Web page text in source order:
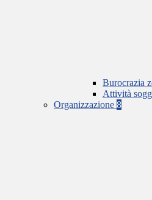
Burocrazia
Attività
Organizzazione 8